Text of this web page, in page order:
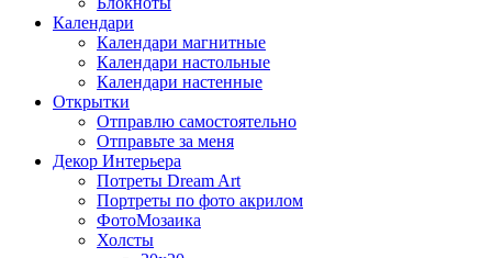
Календари
Календари магнитные
Календари настольные
Календари настенные
Открытки
Отправлю самостоятельно
Отправьте за меня
Декор Интерьера
Потреты Dream Art
Портреты по фото акрилом
ФотоМозаика
Холсты